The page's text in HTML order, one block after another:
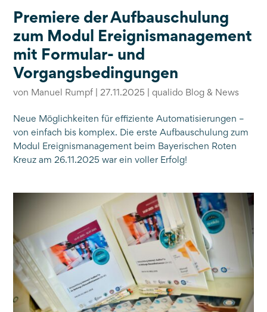
Premiere der Aufbauschulung
zum Modul Ereignismanagement
mit Formular- und
Vorgangsbedingungen
von Manuel Rumpf 27.11.2025 |qualido Blog & News
Neue Möglichkeiten für effiziente Automatisierungen –
von einfach bis komplex. Die erste Aufbauschulung zum
Modul Ereignismanagement beim Bayerischen Roten
Kreuz am 26.11.2025 war ein voller Erfolg!